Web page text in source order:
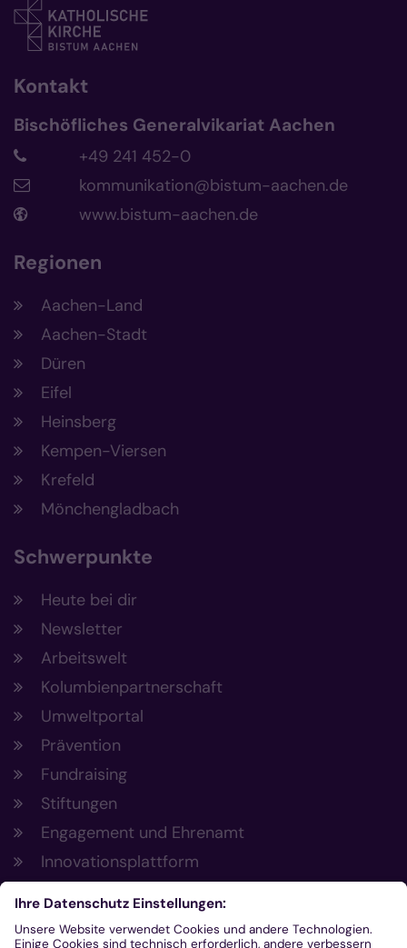
Kontakt
Bischöfliches Generalvikariat Aachen
+49 241 452-0
kommunikation@bistum-aachen.de
www.bistum-aachen.de
Regionen
Aachen-Land
Aachen-Stadt
Düren
Eifel
Heinsberg
Kempen-Viersen
Krefeld
Mönchengladbach
Schwerpunkte
Heute bei dir
Newsletter
Arbeitswelt
Kolumbienpartnerschaft
Umweltportal
Prävention
Fundraising
Stiftungen
Engagement und Ehrenamt
Innovationsplattform
Aus der Plattform